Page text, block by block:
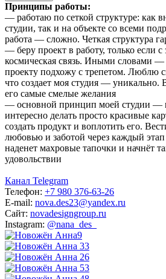
Принципы работы:
— работаю по сеткой структуре: как
студии, так и на объекте со всеми
работа — сложно. Четкая структура
— беру проект в работу, только если
космическая связь. Иными словами
проекту подхожу с трепетом. Люблю
что создает моя студия — уникально.
его самые смелые желания
— основной принцип моей студии —
интересно делать просто красивые
создать продукт и воплотить его.
любовью и заботой через каждый
наденет махровые тапочки и начнёт
удовольствии
Канал Telegram
Телефон: +7 980 376-63-26
E-mail: nova.des23@yandex.ru
Сайт: novadesigngroup.ru
Instagram: @nana_des_